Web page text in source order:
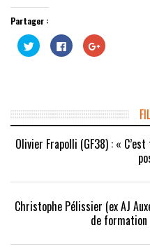
Partager :
Cliquez
pour
partager
fenêtre)
Cliquez
pour
partager
fenêtre)
Cliquez
pour
nouvelle
fenêtre)
Olivier Frapolli (GF38) : «
Christophe Pélissier (ex AJ
de